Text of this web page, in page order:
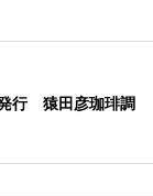
行 猿田彦珈琲調